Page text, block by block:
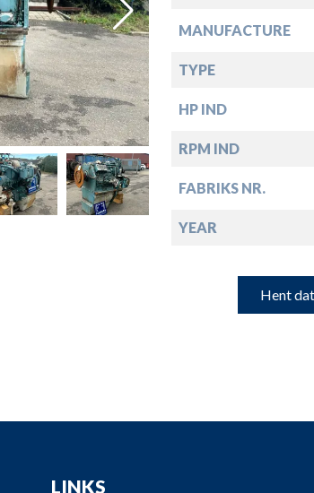
MANUFACTURE
TYPE
HP IND
RPM IND
FABRIKS NR.
YEAR
Hent
LINKS